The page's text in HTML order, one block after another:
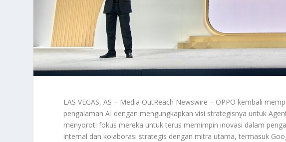
LAS VEGAS, AS – Media OutReach Newswire – OPPO kembali
pengalaman AI dengan mengungkapkan visi strategisnya untuk
menyoroti fokus mereka untuk terus memimpin inovasi dalam
internal dan kolaborasi strategis dengan mitra utama, termasuk